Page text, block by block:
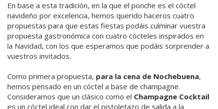
En base a esta tradición, en la que el ponche es el cóctel
navideño por excelencia, hemos querido haceros cuatro
propuestas para que estas fiestas podáis culminar vuestra
propuesta gastronómica con cuatro cócteles inspirados en
la Navidad, con los que esperamos que podáis sorprender a
vuestros invitados.
Como primera propuesta, para la cena de Nochebuena,
hemos pensado en un cóctel a base de champagne.
Consideramos que un clásico como el Champagne Cocktail
es un cóctel ideal con dar el pistoletazo de salida a la